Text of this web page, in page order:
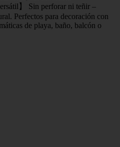
】 Sin perforar ni teñir –
Perfectos para decoración con
de playa, baño, balcón o